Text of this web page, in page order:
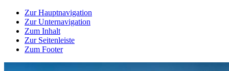
Zur Hauptnavigation
Zur Unternavigation
Zum Inhalt
Zur Seitenleiste
Zum Footer